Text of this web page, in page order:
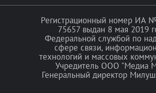
Регистрационный номер ИА
75657 выдан 8 мая 2019
Федеральной службой по
сфере связи,
технологий и массовых
Учредитель ООО "Медиа
Генеральный директор